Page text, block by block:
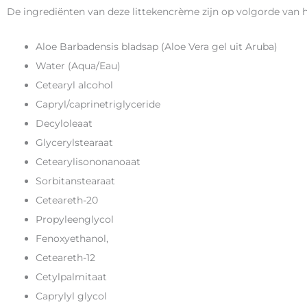
De ingrediënten van deze littekencrème zijn op volgorde van
Aloe Barbadensis bladsap (Aloe Vera gel uit Aruba)
Water (Aqua/Eau)
Cetearyl alcohol
Capryl/caprinetriglyceride
Decyloleaat
Glycerylstearaat
Cetearylisononanoaat
Sorbitanstearaat
Ceteareth-20
Propyleenglycol
Fenoxyethanol,
Ceteareth-12
Cetylpalmitaat
Caprylyl glycol